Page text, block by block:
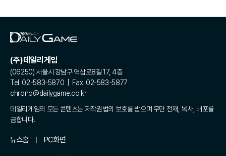
(주)데일리게임
(06250) 서울시 강남구 역삼로8길 17, 4층
Tel. 02-583-5870 | Fax. 02-583-5877
chrono@dailygame.co.kr
데일리게임의 모든 콘텐츠는 저작권법의 보호를 받으며 무단 전재, 복사, 배포를
금합니다.
뉴스홈 PC화면